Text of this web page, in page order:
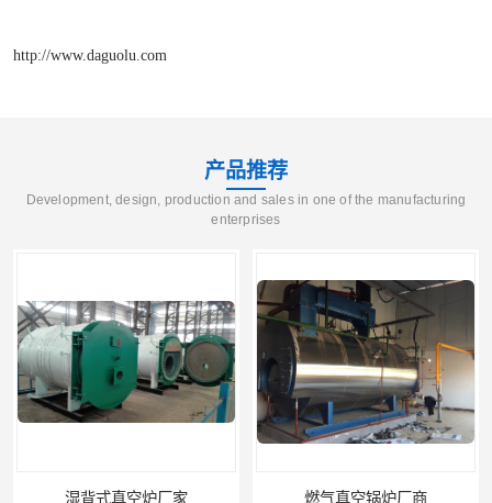
http://www.daguolu.com
产品推荐
Development, design, production and sales in one of the manufacturing
enterprises
燃气真空锅炉厂商